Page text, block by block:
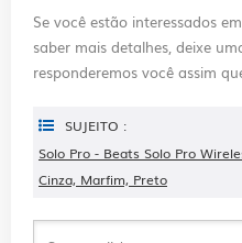
Se você estão interessados
saber mais detalhes, deixe
responderemos você assim
SUJEITO :
Solo Pro - Beats Solo Pro
Cinza, Marfim, Preto